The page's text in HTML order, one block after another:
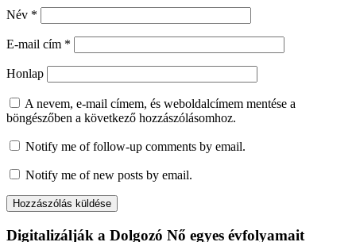
Név *
E-mail cím *
Honlap
A nevem, e-mail címem, és weboldalcímem mentése a
böngészőben a következő hozzászólásomhoz.
Notify me of follow-up comments by email.
Notify me of new posts by email.
Digitalizálják a Dolgozó Nő egyes évfolyamait